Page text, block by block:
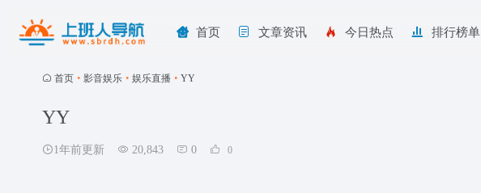
首页 文章资讯 今日热点 排行榜单
首页 • 影音娱乐 • 娱乐直播 • YY
YY
1年前更新 20,843 0 0